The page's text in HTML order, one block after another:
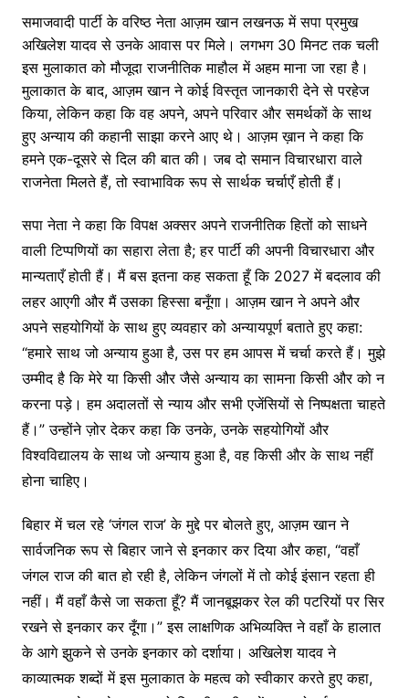
समाजवादी पार्टी के वरिष्ठ नेता आज़म खान लखनऊ में सपा प्रमुख
अखिलेश यादव से उनके आवास पर मिले। लगभग 30 मिनट तक चली
इस मुलाकात को मौजूदा राजनीतिक माहौल में अहम माना जा रहा है।
मुलाकात के बाद, आज़म खान ने कोई विस्तृत जानकारी देने से परहेज
किया, लेकिन कहा कि वह अपने, अपने परिवार और समर्थकों के साथ
हुए अन्याय की कहानी साझा करने आए थे। आज़म ख़ान ने कहा कि
हमने एक-दूसरे से दिल की बात की। जब दो समान विचारधारा वाले
राजनेता मिलते हैं, तो स्वाभाविक रूप से सार्थक चर्चाएँ होती हैं।
सपा नेता ने कहा कि विपक्ष अक्सर अपने राजनीतिक हितों को साधने
वाली टिप्पणियों का सहारा लेता है; हर पार्टी की अपनी विचारधारा और
मान्यताएँ होती हैं। मैं बस इतना कह सकता हूँ कि 2027 में बदलाव की
लहर आएगी और मैं उसका हिस्सा बनूँगा। आज़म खान ने अपने और
अपने सहयोगियों के साथ हुए व्यवहार को अन्यायपूर्ण बताते हुए कहा:
“हमारे साथ जो अन्याय हुआ है, उस पर हम आपस में चर्चा करते हैं। मुझे
उम्मीद है कि मेरे या किसी और जैसे अन्याय का सामना किसी और को न
करना पड़े। हम अदालतों से न्याय और सभी एजेंसियों से निष्पक्षता चाहते
हैं।” उन्होंने ज़ोर देकर कहा कि उनके, उनके सहयोगियों और
विश्वविद्यालय के साथ जो अन्याय हुआ है, वह किसी और के साथ नहीं
होना चाहिए।
बिहार में चल रहे ‘जंगल राज’ के मुद्दे पर बोलते हुए, आज़म खान ने
सार्वजनिक रूप से बिहार जाने से इनकार कर दिया और कहा, “वहाँ
जंगल राज की बात हो रही है, लेकिन जंगलों में तो कोई इंसान रहता ही
नहीं। मैं वहाँ कैसे जा सकता हूँ? मैं जानबूझकर रेल की पटरियों पर सिर
रखने से इनकार कर दूँगा।” इस लाक्षणिक अभिव्यक्ति ने वहाँ के हालात
के आगे झुकने से उनके इनकार को दर्शाया। अखिलेश यादव ने
काव्यात्मक शब्दों में इस मुलाकात के महत्व को स्वीकार करते हुए कहा,